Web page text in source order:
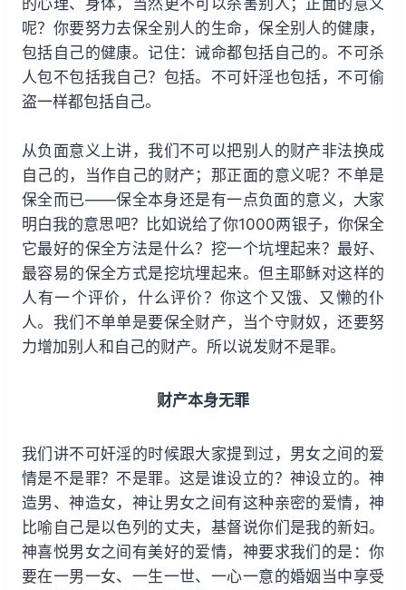
呢？你要努力去保全别人的生命，保全别人的健康，
包括自己的健康。记住：诫命都包括自己的。不可杀
人包不包括我自己？包括。不可奸淫也包括，不可偷
盗一样都包括自己。
从负面意义上讲，我们不可以把别人的财产非法换成
自己的，当作自己的财产；那正面的意义呢？不单是
保全而已——保全本身还是有一点负面的意义，大家
明白我的意思吧？比如说给了你1000两银子，你保全
它最好的保全方法是什么？挖一个坑埋起来？最好、
最容易的保全方式是挖坑埋起来。但主耶稣对这样的
人有一个评价，什么评价？你这个又饿、又懒的仆
人。我们不单单是要保全财产，当个守财奴，还要努
力增加别人和自己的财产。所以说发财不是罪。
财产本身无罪
我们讲不可奸淫的时候跟大家提到过，男女之间的爱
情是不是罪？不是罪。这是谁设立的？神设立的。神
造男、神造女，神让男女之间有这种亲密的爱情，神
比喻自己是以色列的丈夫，基督说你们是我的新妇。
神喜悦男女之间有美好的爱情，神要求我们的是：你
要在一男一女、一生一世、一心一意的婚姻当中享受